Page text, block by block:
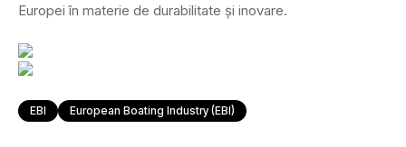
Europei în materie de durabilitate și inovare.
EBI European Boating Industry (EBI)